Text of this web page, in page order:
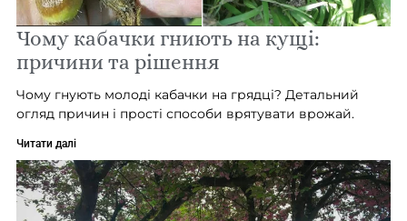
Чому кабачки гниють на кущі:
причини та рішення
Чому гнують молоді кабачки на грядці? Детальний
огляд причин і прості способи врятувати врожай.
Читати далі